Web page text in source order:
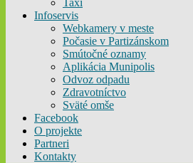
Infoservis
Webkamery v meste
Počasie v Partizánskom
Smútočné oznamy
Aplikácia Munipolis
Odvoz odpadu
Zdravotníctvo
Sväté omše
Facebook
O projekte
Partneri
Kontakty